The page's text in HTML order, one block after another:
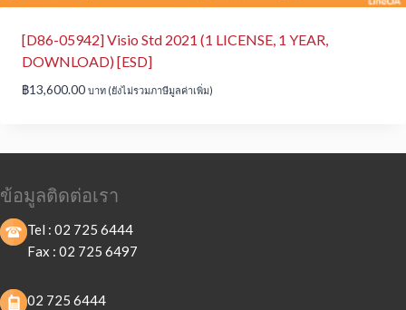
[D86-05942] Visio Std 2021 (1 LICENSE, 1 YEAR,
DOWNLOAD) [ESD]
฿13,600.00 บาท (ยังไม่รวมภาษีมูลค่าเพิ่ม)
ข้อมูลติดต่อเรา
Tel : 02 725 6444
Fax : 02 725 6497
02 725 6444